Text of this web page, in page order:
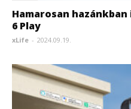
Hamarosan hazánkban
6 Play
xLife - 2024.09.19.